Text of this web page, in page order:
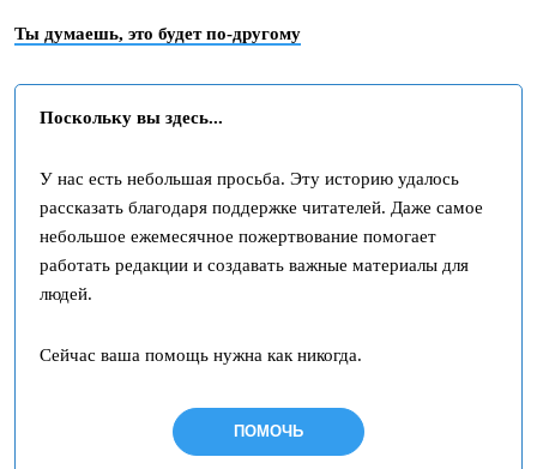
Ты думаешь, это будет по-другому
Поскольку вы здесь...
У нас есть небольшая просьба. Эту историю удалось
рассказать благодаря поддержке читателей. Даже самое
небольшое ежемесячное пожертвование помогает
работать редакции и создавать важные материалы для
людей.
Сейчас ваша помощь нужна как никогда.
ПОМОЧЬ